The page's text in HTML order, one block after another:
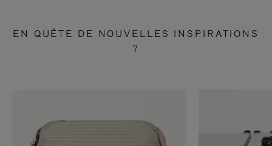
EN QUÊTE DE NOUVELLES INSPIRATIONS
?